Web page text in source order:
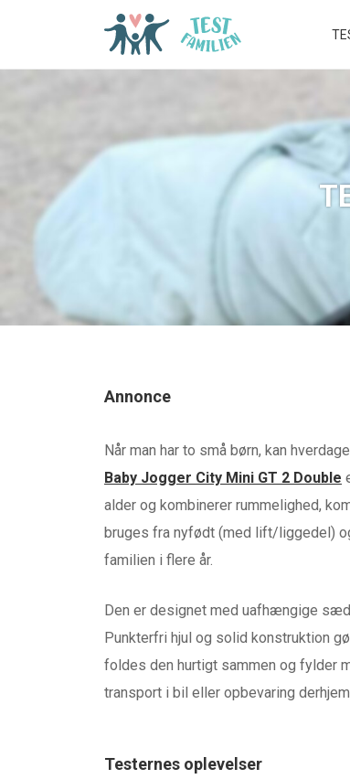
Annonce
Når man har to små børn, kan
Baby Jogger City Mini GT 2 Double
alder og kombinerer rummelighed,
bruges fra nyfødt (med lift/liggedel)
familien i flere år.
Den er designet med uafhængige
Punkterfri hjul og solid konstruktion
foldes den hurtigt sammen og fylder
transport i bil eller opbevaring
Testernes oplevelser